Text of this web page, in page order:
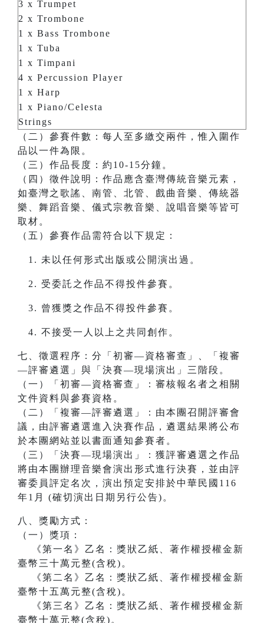
3 x Trumpet
2 x Trombone
1 x Bass Trombone
1 x Tuba
1 x Timpani
4 x Percussion Player
1 x Harp
1 x Piano/Celesta
Strings
（二）參賽件數：每人至多繳交兩件，惟入圍作
品以一件為限。
（三）作品長度：約10-15分鐘。
（四）徵件說明：作品應含臺灣傳統音樂元素，
如臺灣之歌謠、南管、北管、戲曲音樂、傳統器
樂、舞蹈音樂、儀式宗教音樂、說唱音樂等皆可
取材。
（五）參賽作品需符合以下規定：
未以任何形式出版或公開演出過。
受委託之作品不得投件參賽。
曾獲獎之作品不得投件參賽。
不接受一人以上之共同創作。
七、徵選程序：分「初審—資格審查」、「複審
—評審遴選」與「決賽—現場演出」三階段。
（一）「初審—資格審查」：審核報名者之相關
文件資料與參賽資格。
（二）「複審—評審遴選」：由本團召開評審會
議，由評審遴選進入決賽作品，遴選結果將公布
於本團網站並以書面通知參賽者。
（三）「決賽—現場演出」：獲評審遴選之作品
將由本團辦理音樂會演出形式進行決賽，並由評
審委員評定名次，演出預定安排於中華民國116
年1月 (確切演出日期另行公告)。
八、獎勵方式：
（一）獎項：
《第一名》乙名：獎狀乙紙、著作權授權金新
臺幣三十萬元整(含稅)。
《第二名》乙名：獎狀乙紙、著作權授權金新
臺幣十五萬元整(含稅)。
《第三名》乙名：獎狀乙紙、著作權授權金新
臺幣十萬元整(含稅)。